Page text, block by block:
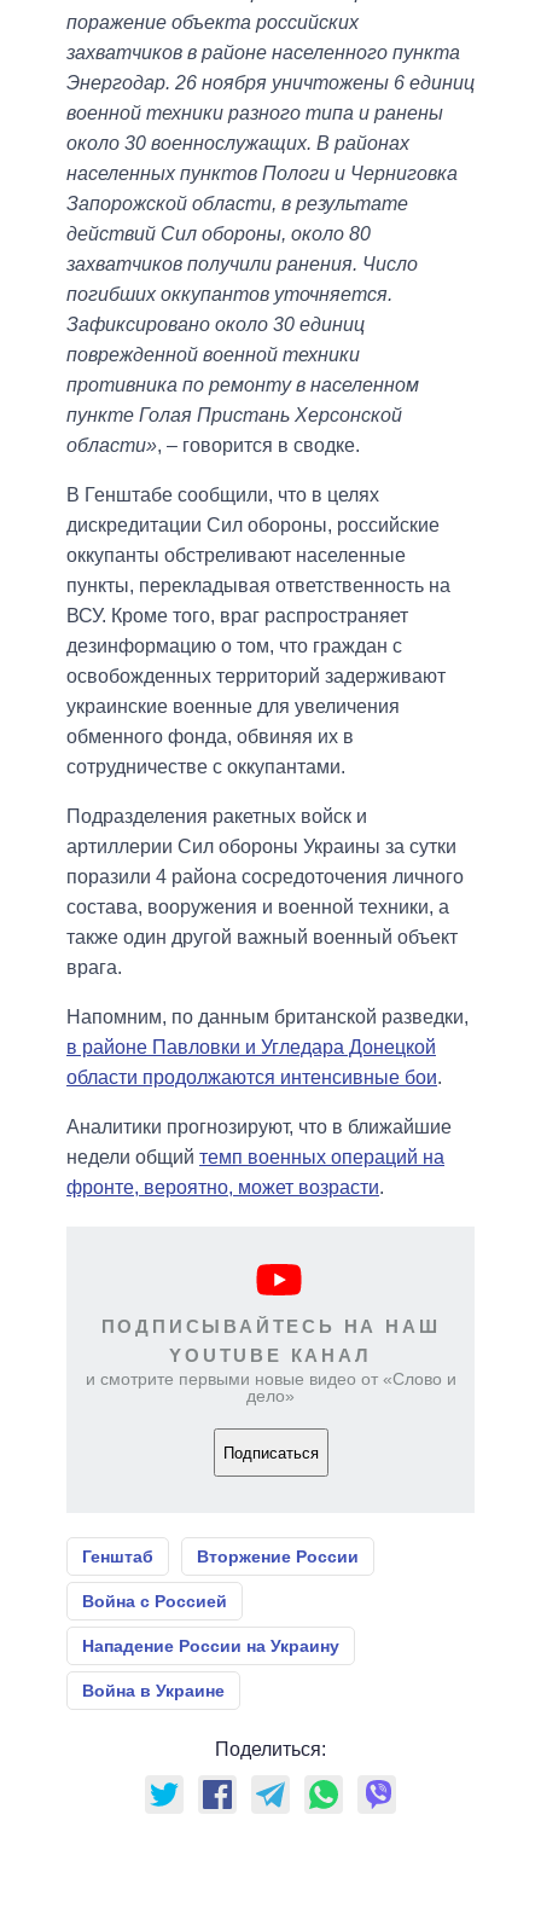
поражение объекта российских
захватчиков в районе населенного пункта
Энергодар. 26 ноября уничтожены 6 единиц
военной техники разного типа и ранены
около 30 военнослужащих. В районах
населенных пунктов Пологи и Черниговка
Запорожской области, в результате
действий Сил обороны, около 80
захватчиков получили ранения. Число
погибших оккупантов уточняется.
Зафиксировано около 30 единиц
поврежденной военной техники
противника по ремонту в населенном
пункте Голая Пристань Херсонской
области», – говорится в сводке.
В Генштабе сообщили, что в целях
дискредитации Сил обороны, российские
оккупанты обстреливают населенные
пункты, перекладывая ответственность на
ВСУ. Кроме того, враг распространяет
дезинформацию о том, что граждан с
освобожденных территорий задерживают
украинские военные для увеличения
обменного фонда, обвиняя их в
сотрудничестве с оккупантами.
Подразделения ракетных войск и
артиллерии Сил обороны Украины за сутки
поразили 4 района сосредоточения личного
состава, вооружения и военной техники, а
также один другой важный военный объект
врага.
Напомним, по данным британской разведки,
в районе Павловки и Угледара Донецкой
области продолжаются интенсивные бои.
Аналитики прогнозируют, что в ближайшие
недели общий темп военных операций на
фронте, вероятно, может возрасти.
ПОДПИСЫВАЙТЕСЬ НА НАШ
YOUTUBE КАНАЛ
и смотрите первыми новые видео от «Слово и
дело»
Подписаться
Генштаб Вторжение России
Война с Россией
Нападение России на Украину
Война в Украине
Поделиться: